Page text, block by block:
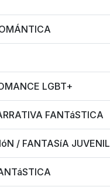
LGBT+
FANTáSTICA
/ FANTASíA JUVENIL